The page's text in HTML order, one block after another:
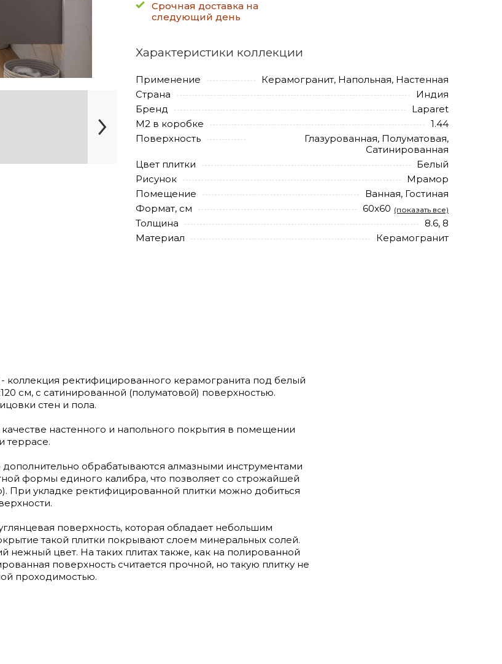
Срочная доставка на
следующий день
Характеристики коллекции
Применение
Керамогранит, Напольная, Настенная
Страна
Индия
Бренд
Laparet
М2 в коробке
1.44
Поверхность
Глазурованная, Полуматовая,
Сатинированная
Цвет плитки
Белый
Рисунок
Мрамор
Помещение
Ванная, Гостиная
Формат, см
60x60 (показать все)
Толщина
8.6, 8
Материал
Керамогранит
- коллекция ректифицированного керамогранита под белый
см, с сатинированной (полуматовой) поверхностью.
стен и пола.
настенного и напольного покрытия в помещении
террасе.
обрабатываются алмазными инструментами
формы единого калибра, что позволяет со строжайшей
При укладке ректифицированной плитки можно добиться
поверхность, которая обладает небольшим
такой плитки покрывают слоем минеральных солей.
нежный цвет. На таких плитах также, как на полированной
поверхность считается прочной, но такую плитку не
проходимостью.